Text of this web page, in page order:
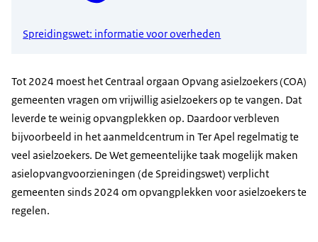
Spreidingswet: informatie voor overheden
Tot 2024 moest het Centraal orgaan Opvang asielzoekers (COA)
gemeenten vragen om vrijwillig asielzoekers op te vangen. Dat
leverde te weinig opvangplekken op. Daardoor verbleven
bijvoorbeeld in het aanmeldcentrum in Ter Apel regelmatig te
veel asielzoekers. De Wet gemeentelijke taak mogelijk maken
asielopvangvoorzieningen (de Spreidingswet) verplicht
gemeenten sinds 2024 om opvangplekken voor asielzoekers te
regelen.